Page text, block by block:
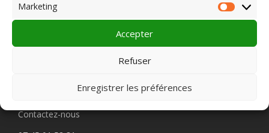
Marketing
Accepter
Refuser
Enregistrer les préférences
PLEIN CHAMP
63000 Clermont-Ferrand
Contactez-nous